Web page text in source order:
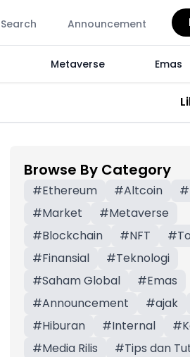
Search Announcement
Metaverse Emas
Browse By Category
#Ethereum #Altcoin #
#Market #Metaverse
#Blockchain #NFT #
#Finansial #Teknologi
#Saham Global #Emas
#Announcement #ajak
#Hiburan #Internal #
#Media Rilis #Tips dan